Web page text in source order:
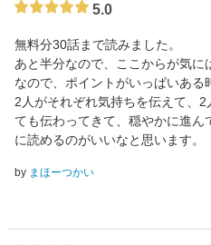
5.0
無料分30話まで読みました。
あと半分なので、ここからが気に
なので、ポイントがいっぱいある
2人がそれぞれ気持ちを伝えて、
ても伝わってきて、穏やかに進
に読めるのがいいなと思います。
by まほーつかい